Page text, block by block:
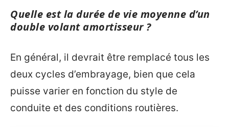
Quelle est la durée de vie moyenne d’un
double volant amortisseur ?
En général, il devrait être remplacé tous les
deux cycles d’embrayage, bien que cela
puisse varier en fonction du style de
conduite et des conditions routières.